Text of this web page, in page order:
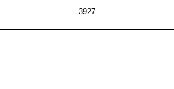
3927